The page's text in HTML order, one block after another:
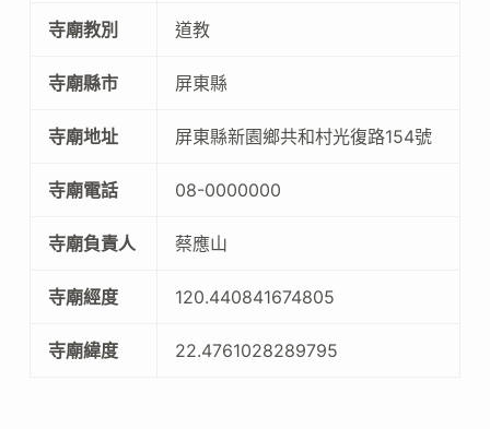
寺廟教別 道教
寺廟縣市 屏東縣
寺廟地址 屏東縣新園鄉共和村光復路154號
寺廟電話 08-0000000
寺廟負責人 蔡應山
寺廟經度 120.440841674805
寺廟緯度 22.4761028289795